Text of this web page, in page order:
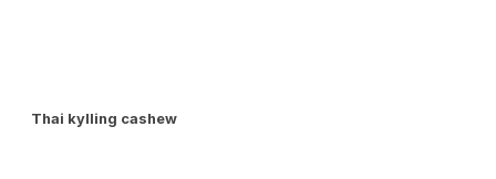
Thai kylling cashew